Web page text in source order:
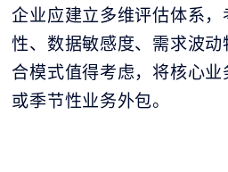
企业应建立多维评估体系
性、数据敏感度、需求波
合模式值得考虑，将核心
或季节性业务外包。